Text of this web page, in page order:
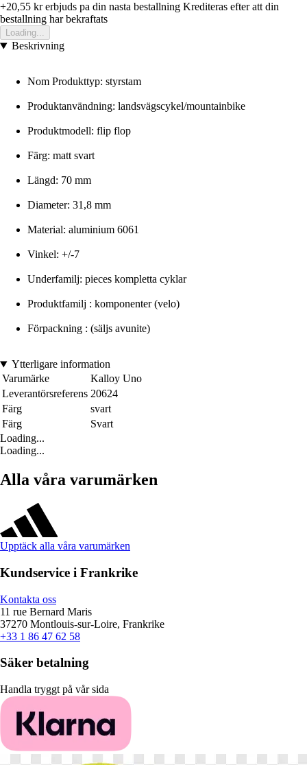
+20,55 krerbjuds pa din nasta bestallning Krediteras efter att din
bestallning har bekraftats
Loading...
Beskrivning
Nom Produkttyp: styrstam
Produktanvändning: landsvägscykel/mountainbike
Produktmodell: flip flop
Färg: matt svart
Längd: 70 mm
Diameter: 31,8 mm
Material: aluminium 6061
Vinkel: +/-7
Underfamilj: pieces kompletta cyklar
Produktfamilj : komponenter (velo)
Förpackning : (säljs avunite)
Ytterligare information
Varumärke
Kalloy Uno
Leverantörsreferens 20624
Färg
svart
Färg
Svart
Loading...
Loading...
Alla våra varumärken
Upptäck alla våra varumärken
Kundservice i Frankrike
Kontakta oss
11 rue Bernard Maris
37270 Montlouis-sur-Loire, Frankrike
+33 1 86 47 62 58
Säker betalning
Handla tryggt på vår sida